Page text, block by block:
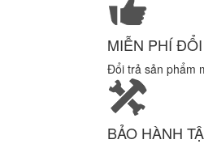
MIỄN PHÍ
Đổi trả sản phẩm
BẢO HÀNH